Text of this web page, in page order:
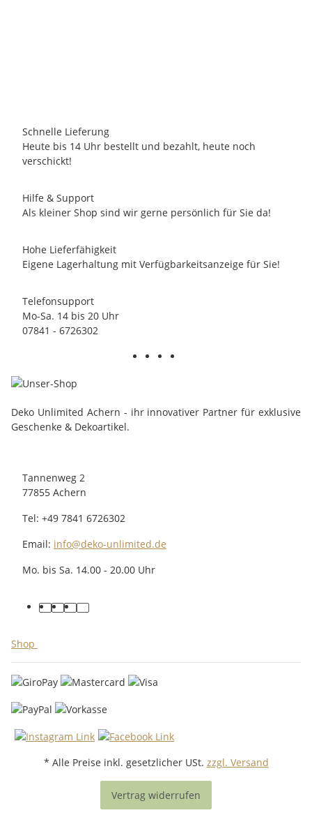
Schnelle Lieferung
Heute bis 14 Uhr bestellt und bezahlt, heute noch
verschickt!
Hilfe & Support
Als kleiner Shop sind wir gerne persönlich für Sie da!
Hohe Lieferfähigkeit
Eigene Lagerhaltung mit Verfügbarkeitsanzeige für Sie!
Telefonsupport
Mo-Sa. 14 bis 20 Uhr
07841 - 6726302
Deko Unlimited Achern - ihr innovativer Partner für exklusive
Geschenke & Dekoartikel.
Tannenweg 2
77855 Achern
Tel: +49 7841 6726302
Email: info@deko-unlimited.de
Mo. bis Sa. 14.00 - 20.00 Uhr
facebook
youtube
pinterest
instagram
Shop
* Alle Preise inkl. gesetzlicher USt. zzgl. Versand
Vertrag widerrufen